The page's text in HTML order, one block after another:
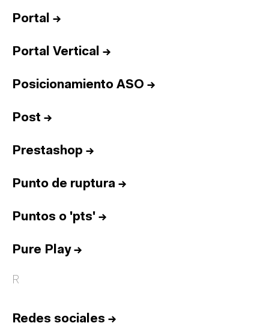
Portal →
Portal Vertical →
Posicionamiento ASO →
Post →
Prestashop →
Punto de ruptura →
Puntos o 'pts' →
Pure Play→
R
Redes sociales →